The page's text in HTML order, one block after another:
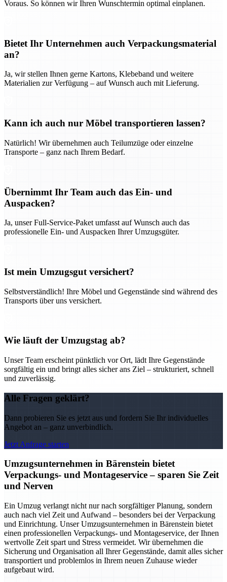
Voraus. So können wir Ihren Wunschtermin optimal einplanen.
Bietet Ihr Unternehmen auch Verpackungsmaterial
an?
Ja, wir stellen Ihnen gerne Kartons, Klebeband und weitere
Materialien zur Verfügung – auf Wunsch auch mit Lieferung.
Kann ich auch nur Möbel transportieren lassen?
Natürlich! Wir übernehmen auch Teilumzüge oder einzelne
Transporte – ganz nach Ihrem Bedarf.
Übernimmt Ihr Team auch das Ein- und
Auspacken?
Ja, unser Full-Service-Paket umfasst auf Wunsch auch das
professionelle Ein- und Auspacken Ihrer Umzugsgüter.
Ist mein Umzugsgut versichert?
Selbstverständlich! Ihre Möbel und Gegenstände sind während des
Transports über uns versichert.
Wie läuft der Umzugstag ab?
Unser Team erscheint pünktlich vor Ort, lädt Ihre Gegenstände
sorgfältig ein und bringt alles sicher ans Ziel – strukturiert, schnell
und zuverlässig.
Alle Fragen geklärt?
Dann probieren Sie es jetzt aus und fordern Sie Ihr individuelles
Angebot an – ganz unverbindlich.
Jetzt Anfrage starten
Umzugsunternehmen in Bärenstein bietet
Verpackungs- und Montageservice – sparen Sie Zeit
und Nerven
Ein Umzug verlangt nicht nur nach sorgfältiger Planung, sondern
auch nach viel Zeit und Aufwand – besonders bei der Verpackung
und Einrichtung. Unser Umzugsunternehmen in Bärenstein bietet
einen professionellen Verpackungs- und Montageservice, der Ihnen
wertvolle Zeit spart und Stress vermeidet. Wir übernehmen die
Sicherung und Organisation all Ihrer Gegenstände, damit alles sicher
transportiert und problemlos in Ihrem neuen Zuhause wieder
aufgebaut wird.